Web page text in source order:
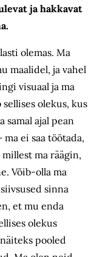
ja hakkavat
olemas. Ma
maalidel, ja vahel
visuaal ja ma
olekus, kus
samal ajal pean
ei saa töötada,
ma räägin,
Võib-olla ma
sinna
et mu enda
olekus
pooled